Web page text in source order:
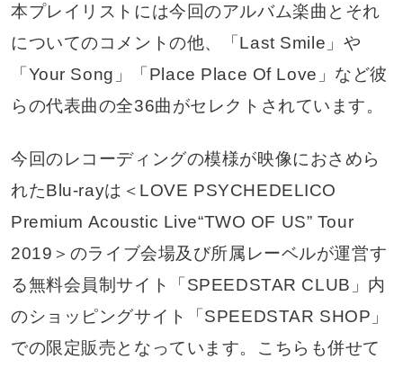
本プレイリストには今回のアルバム楽曲とそれ
についてのコメントの他、「Last Smile」や
「Your Song」「Place Place Of Love」など彼
らの代表曲の全36曲がセレクトされています。
今回のレコーディングの模様が映像におさめら
れたBlu-rayは＜LOVE PSYCHEDELICO
Premium Acoustic Live“TWO OF US” Tour
2019＞のライブ会場及び所属レーベルが運営す
る無料会員制サイト「SPEEDSTAR CLUB」内
のショッピングサイト「SPEEDSTAR SHOP」
での限定販売となっています。こちらも併せて